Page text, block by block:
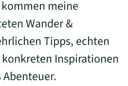
meine
Wander &
Tipps, echten
Inspirationen